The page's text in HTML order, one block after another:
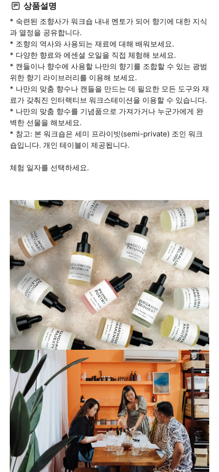
상품설명
* 숙련된 조향사가 워크숍 내내 멘토가 되어 향기에 대한 지식
과 열정을 공유합니다.
* 조향의 역사와 사용되는 재료에 대해 배워보세요.
* 다양한 향료와 에센셜 오일을 직접 체험해 보세요.
* 캔들이나 향수에 사용할 나만의 향기를 조합할 수 있는 광범
위한 향기 라이브러리를 이용해 보세요.
* 나만의 맞춤 향수나 캔들을 만드는 데 필요한 모든 도구와 재
료가 갖춰진 인터랙티브 워크스테이션을 이용할 수 있습니다.
* 나만의 맞춤 향수를 기념품으로 가져가거나 누군가에게 완
벽한 선물을 해보세요.
* 참고: 본 워크숍은 세미 프라이빗(semi-private) 조인 워크
숍입니다. 개인 테이블이 제공됩니다.
체험 일자를 선택하세요.